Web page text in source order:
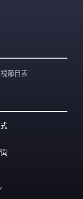
節目表